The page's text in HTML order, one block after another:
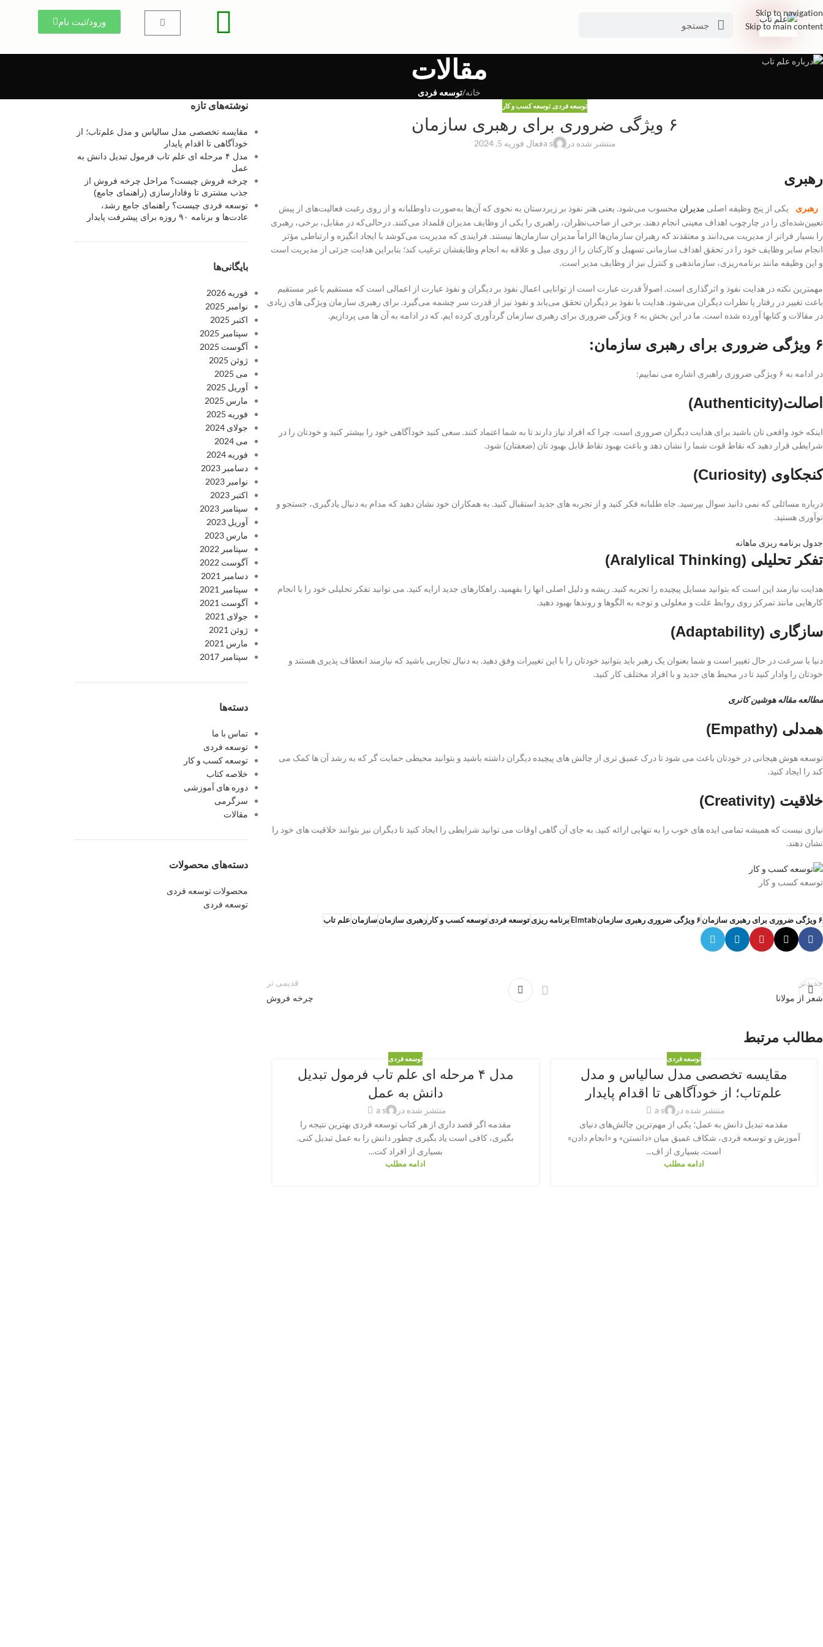
Skip to navigation
Skip to main content
ورود/ثبت نام
مقالات
خانه/توسعه فردی
توسعه فردی,توسعه کسب و کار
۶ ویژگی ضروری برای رهبری سازمان
منتشر شده در a sفعال فوریه 5, 2024
رهبری
رهبری یکی از پنج وظیفه اصلی مدیران محسوب می‌شود. یعنی هنر نفوذ بر زیردستان به نحوی که آن‌ها به‌صورت داوطلبانه و از روی رغبت فعالیت‌های از پیش
تعیین‌شده‌ای را در چارچوب اهداف معینی انجام دهند. برخی از صاحب‌نظران، راهبری را یکی از وظایف مدیران قلمداد می‌کنند. درحالی‌که در مقابل، برخی، رهبری
را بسیار فراتر از مدیریت می‌دانند و معتقدند که رهبران سازمان‌ها الزاماً مدیران سازمان‌ها نیستند. فرایندی که مدیریت می‌کوشد با ایجاد انگیزه و ارتباطی مؤثر
انجام سایر وظایف خود را در تحقق اهداف سازمانی تسهیل و کارکنان را از روی میل و علاقه به انجام وظایفشان ترغیب کند؛ بنابراین هدایت جزئی از مدیریت است
و این وظیفه مانند برنامه‌ریزی، سازماندهی و کنترل نیز از وظایف مدیر است.
مهمترین نکته در هدایت نفوذ و اثرگذاری است. اصولاً قدرت عبارت است از توانایی اعمال نفوذ بر دیگران و نفوذ عبارت از اعمالی است که مستقیم یا غیر مستقیم
باعث تغییر در رفتار یا نظرات دیگران می‌شود. هدایت با نفوذ بر دیگران تحقق می‌یابد و نفوذ نیز از قدرت سر چشمه می‌گیرد. برای رهبری سازمان ویژگی های زیادی
در مقالات و کتابها آورده شده است. ما در این بخش به ۶ ویژگی ضروری برای رهبری سازمان گردآوری کرده ایم. که در ادامه به آن ها می پردازیم.
۶ ویژگی ضروری برای رهبری سازمان:
در ادامه به ۶ ویژگی ضروری راهبری اشاره می نماییم:
اصالت(Authenticity)
اینکه خود واقعی تان باشید برای هدایت دیگران صروری است. چرا که افراد نیاز دارند تا به شما اعتماد کنند. سعی کنید خودآگاهی خود را بیشتر کنید و خودتان را در
شرایطی قرار دهید که نقاط قوت شما را نشان دهد و باعث بهبود نقاط قابل بهبود تان (ضعفتان) شود.
کنجکاوی (Curiosity)
درباره مسائلی که نمی دانید سوال بپرسید. جاه طلبانه فکر کنید و از تجربه های جدید استقبال کنید. به همکاران خود نشان دهید که مدام به دنبال یادگیری، جستجو و
نوآوری هستید.
جدول برنامه ریزی ماهانه
تفکر تحلیلی (Aralylical Thinking)
هدایت نیازمند این است که بتوانید مسایل پیچیده را تجربه کنید. ریشه و دلیل اصلی انها را بفهمید. راهکارهای جدید ارایه کنید. می توانید تفکر تحلیلی خود را با انجام
کارهایی مانند تمرکز روی روابط علت و معلولی و توجه به الگوها و روندها بهبود دهید.
سازگاری (Adaptability)
دنیا با سرعت در حال تغییر است و شما بعنوان یک رهبر باید بتوانید خودتان را با این تغییرات وفق دهید. به دنبال تجاربی باشید که نیازمند انعطاف پذیری هستند و
خودتان را وادار کنید تا در محیط های جدید و با افراد مختلف کار کنید.
مطالعه مقاله هوشین کانری
همدلی (Empathy)
توسعه هوش هیجانی در خودتان باعث می شود تا درک عمیق تری از چالش های پیچیده دیگران داشته باشید و بتوانید محیطی حمایت گر که به رشد آن ها کمک می
کند را ایجاد کنید.
خلاقیت (Creativity)
نیازی نیست که همیشه تمامی ایده های خوب را به تنهایی ارائه کنید. به جای آن گاهی اوقات می توانید شرایطی را ایجاد کنید تا دیگران نیز بتوانند خلاقیت های خود را
نشان دهند.
توسعه کسب و کار
۶ ویژگی ضروری برای رهبری سازمان ۶ ویژگی ضروری رهبری سازمان Elmtab برنامه ریزی توسعه فردی توسعه کسب و کار رهبری سازمان سازمان علم تاب
جدیدتر
شعر از مولانا
قدیمی تر
چرخه فروش
مطالب مرتبط
توسعه فردی
مقایسه تخصصی مدل سالیاس و مدل
علم‌تاب؛ از خودآگاهی تا اقدام پایدار
منتشر شده در
a s
مقدمه تبدیل دانش به عمل؛ یکی از مهم‌ترین چالش‌های دنیای
آموزش و توسعه فردی، شکاف عمیق میان «دانستن» و «انجام دادن»
است. بسیاری از اف...
ادامه مطلب
توسعه فردی
مدل ۴ مرحله ای علم تاب فرمول تبدیل
دانش به عمل
منتشر شده در
a s
مقدمه اگر قصد داری از هر کتاب توسعه فردی بهترین نتیجه را
بگیری، کافی است یاد بگیری چطور دانش را به عمل تبدیل کنی.
بسیاری از افراد کت...
ادامه مطلب
نوشته‌های تازه
مقایسه تخصصی مدل سالیاس و مدل علم‌تاب؛ از
خودآگاهی تا اقدام پایدار
مدل ۴ مرحله ای علم تاب فرمول تبدیل دانش به
عمل
چرخه فروش چیست؟ مراحل چرخه فروش از
جذب مشتری تا وفادارسازی (راهنمای جامع)
توسعه فردی چیست؟ راهنمای جامع رشد،
عادت‌ها و برنامه ۹۰ روزه برای پیشرفت پایدار
بایگانی‌ها
فوریه 2026
نوامبر 2025
اکتبر 2025
سپتامبر 2025
آگوست 2025
ژوئن 2025
می 2025
آوریل 2025
مارس 2025
فوریه 2025
جولای 2024
می 2024
فوریه 2024
دسامبر 2023
نوامبر 2023
اکتبر 2023
سپتامبر 2023
آوریل 2023
مارس 2023
سپتامبر 2022
آگوست 2022
دسامبر 2021
سپتامبر 2021
آگوست 2021
جولای 2021
ژوئن 2021
مارس 2021
سپتامبر 2017
دسته‌ها
تماس با ما
توسعه فردی
توسعه کسب و کار
خلاصه کتاب
دوره های آموزشی
سرگرمی
مقالات
دسته‌های محصولات
محصولات توسعه فردی
توسعه فردی